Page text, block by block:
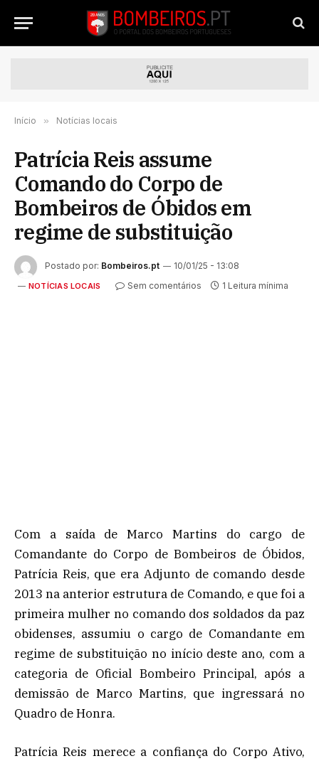
Início » Notícias locais
Patrícia Reis assume
Comando do Corpo de
Bombeiros de Óbidos em
regime de substituição
Postado por: Bombeiros.pt 10/01/25 - 13:08
NOTÍCIAS LOCAIS Sem comentários 1 Leitura mínima
Com a saída de Marco Martins do cargo de
Comandante do Corpo de Bombeiros de Óbidos,
Patrícia Reis, que era Adjunto de comando desde
2013 na anterior estrutura de Comando, e que foi a
primeira mulher no comando dos soldados da paz
obidenses, assumiu o cargo de Comandante em
regime de substituição no início deste ano, com a
categoria de Oficial Bombeiro Principal, após a
demissão de Marco Martins, que ingressará no
Quadro de Honra.
Patrícia Reis merece a confiança do Corpo Ativo,